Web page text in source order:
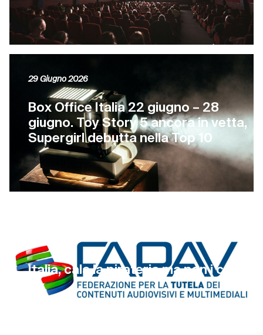
Box Office Italia 22 giugno – 28
giugno. Toy Story 5 ancora in vetta,
Supergirl debutta nella Top 10
29 Giugno 2026
Italia, cala la pirateria ma non i costi